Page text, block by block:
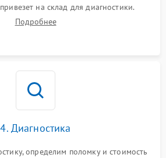
на склад для диагностики.
Подробнее
4. Диагностика
определим поломку и стоимость